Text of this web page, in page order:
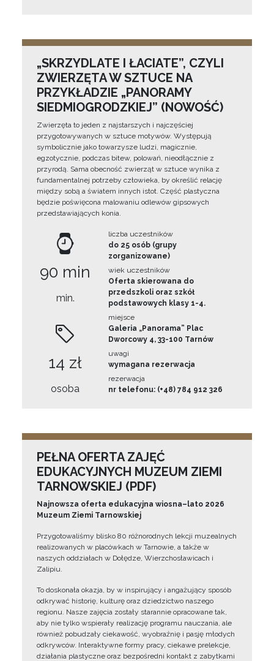
„SKRZYDLATE I ŁACIATE”, CZYLI
ZWIERZĘTA W SZTUCE NA
PRZYKŁADZIE „PANORAMY
SIEDMIOGRODZKIEJ” (NOWOŚĆ)
Zwierzęta to jeden z najstarszych i najczęściej
przygotowywanych w sztuce motywów. Występują
symbolicznie jako towarzysze ludzi, magicznie,
egzotycznie, podczas bitew, polowań, nieodłącznie z
przyrodą. Sama obecność zwierząt w sztuce wynika z
fundamentalnej potrzeby człowieka, by określić relację
między sobą a światem innych istot. Część plastyczna
będzie poświęcona malowaniu odlewów gipsowych
przedstawiających konia.
90 min
min.
14 zł
osoba
liczba uczestników
do 25 osób (grupy
zorganizowane)
wiek uczestników
Oferta skierowana do
przedszkoli oraz szkół
podstawowych klasy 1-4.
miejsce
Galeria „Panorama” Plac
Dworcowy 4, 33-100 Tarnów
uwagi
wymagana rezerwacja
rezerwacja
nr telefonu: (+48) 784 912 326
PEŁNA OFERTA ZAJĘĆ
EDUKACYJNYCH MUZEUM ZIEMI
TARNOWSKIEJ (PDF)
Najnowsza oferta edukacyjna wiosna–lato 2026
Muzeum Ziemi Tarnowskiej
Przygotowaliśmy blisko 80 różnorodnych lekcji muzealnych
realizowanych w placówkach w Tarnowie, a także w
naszych oddziałach w Dołędze, Wierzchosławicach i
Zalipiu.
To doskonała okazja, by w inspirujący i angażujący sposób
odkrywać historię, kulturę oraz dziedzictwo naszego
regionu. Nasze zajęcia zostały starannie opracowane tak,
aby nie tylko wspierały realizację programu nauczania, ale
również pobudzały ciekawość, wyobraźnię i pasję młodych
odkrywców. Interaktywne formy pracy, ciekawe prelekcje,
działania plastyczne oraz bezpośredni kontakt z zabytkami